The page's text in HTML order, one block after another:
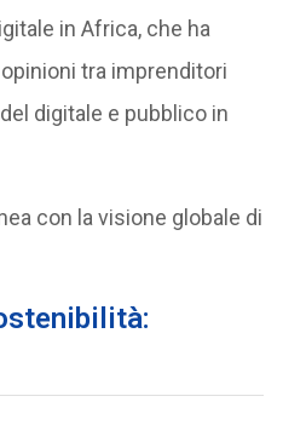
in Africa, che ha
tra imprenditori
digitale e pubblico in
con la visione globale di